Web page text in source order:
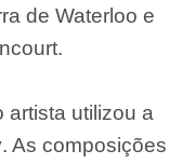
de Waterloo e
artista utilizou a
. As composições